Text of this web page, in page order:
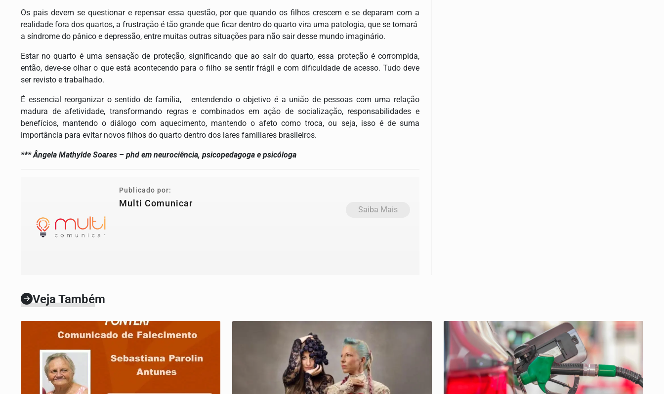
Os pais devem se questionar e repensar essa questão, por que quando os filhos crescem e se deparam com a
realidade fora dos quartos, a frustração é tão grande que ficar dentro do quarto vira uma patologia, que se tornará
a síndrome do pânico e depressão, entre muitas outras situações para não sair desse mundo imaginário.
Estar no quarto é uma sensação de proteção, significando que ao sair do quarto, essa proteção é corrompida,
então, deve-se olhar o que está acontecendo para o filho se sentir frágil e com dificuldade de acesso. Tudo deve
ser revisto e trabalhado.
É essencial reorganizar o sentido de família, entendendo o objetivo é a união de pessoas com uma relação
madura de afetividade, transformando regras e combinados em ação de socialização, responsabilidades e
benefícios, mantendo o diálogo com aquecimento, mantendo o afeto como troca, ou seja, isso é de suma
importância para evitar novos filhos do quarto dentro dos lares familiares brasileiros.
*** Ângela Mathylde Soares – phd em neurociência, psicopedagoga e psicóloga
Publicado por:
Multi Comunicar
Saiba Mais
Veja Também